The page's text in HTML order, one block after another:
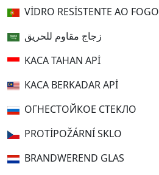
VIDRO RESISTENTE AO FOGO
زجاج مقاوم للحريق
KACA TAHAN API
KACA BERKADAR API
ОГНЕСТОЙКОЕ СТЕКЛО
PROTIPOŽÁRNÍ SKLO
BRANDWEREND GLAS